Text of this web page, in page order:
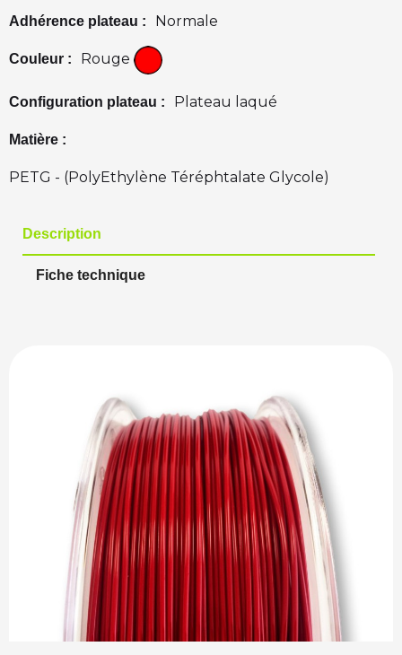
Adhérence plateau : Normale
Couleur : Rouge
Configuration plateau : Plateau laqué
Matière :
PETG - (PolyEthylène Téréphtalate Glycole)
Description
Fiche technique